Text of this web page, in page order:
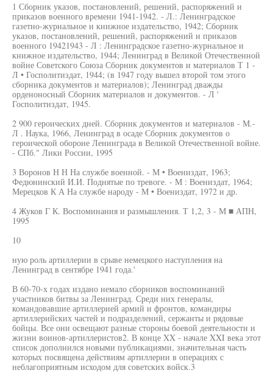
1 Сборник указов, постановлений, решений, распоряжений и
приказов военного времени 1941-1942. - Л.: Ленинградское
газетно-журнальное и книжное издательство, 1942; Сборник
указов, постановлений, решений, распоряжений и приказов
военного 19421943 - Л : Ленинградское газетно-журнальное и
книжное издательство, 1944; Ленинград в Великой Отечественной
войне Советского Союза Сборник документов и материалов Т 1 -
Л • Госполитиздат, 1944; (в 1947 году вышел второй том этого
сборника документов и материалов); Ленинград дважды
орденоносный Сборник материалов и документов. - Л '
Госполитиздат, 1945.
2 900 героических дней. Сборник документов и материалов - М.-
Л . Наука, 1966, Ленинград в осаде Сборник документов о
героической обороне Ленинграда в Великой Отечественной войне.
- СПб." Лики России, 1995
3 Воронов Н Н На службе военной. - М • Воениздат, 1963;
Федюнинский И.И. Поднятые по тревоге. - М : Воениздат, 1964;
Мерецков К А На службе народу - М • Воениздат, 1972 и др.
4 Жуков Г К. Воспоминания и размышления. Т 1,2, 3 - М ■ АПН,
1995
10
ную роль артиллерии в срыве немецкого наступления на
Ленинград в сентябре 1941 года.'
В 60-70-х годах издано немало сборников воспоминаний
участников битвы за Ленинград. Среди них генералы,
командовавшие артиллерией армий и фронтов, командиры
артиллерийских частей и подразделений, сержанты и рядовые
бойцы. Все они освещают разные стороны боевой деятельности и
жизни воинов-артиллеристов2. В конце XX - начале XXI века этот
список дополнился новыми публикациями, значительная часть
которых посвящена действиям артиллерии в операциях с
неблагоприятным исходом для советских войск.3